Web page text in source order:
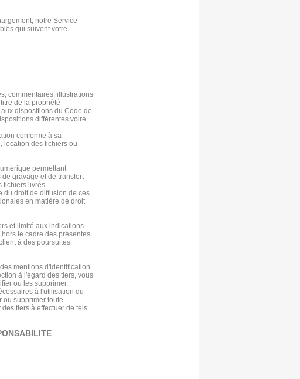
notre Service
qui suivent votre
commentaires, illustrations
de la propriété
dispositions du Code de
différentes voire
conforme à sa
location des fichiers ou
permettant
gravage et de transfert
livrés.
du droit de diffusion de ces
en matière de droit
et limité aux indications
le cadre des présentes
à des poursuites
mentions d'identification
à l'égard des tiers, vous
ou les supprimer.
à l'utilisation du
ou supprimer toute
tiers à effectuer de tels